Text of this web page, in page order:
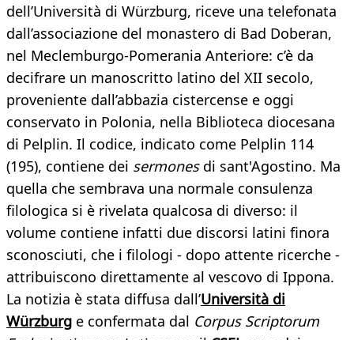
dell’Università di Würzburg, riceve una telefonata
dall’associazione del monastero di Bad Doberan,
nel Meclemburgo-Pomerania Anteriore: c’è da
decifrare un manoscritto latino del XII secolo,
proveniente dall’abbazia cistercense e oggi
conservato in Polonia, nella Biblioteca diocesana
di Pelplin. Il codice, indicato come Pelplin 114
(195), contiene dei sermonesdi sant'Agostino. Ma
quella che sembrava una normale consulenza
filologica si è rivelata qualcosa di diverso: il
volume contiene infatti due discorsi latini finora
sconosciuti, che i filologi - dopo attente ricerche -
attribuiscono direttamente al vescovo di Ippona.
La notizia è stata diffusa dall’Università di
Würzburg e confermata dal Corpus Scriptorum